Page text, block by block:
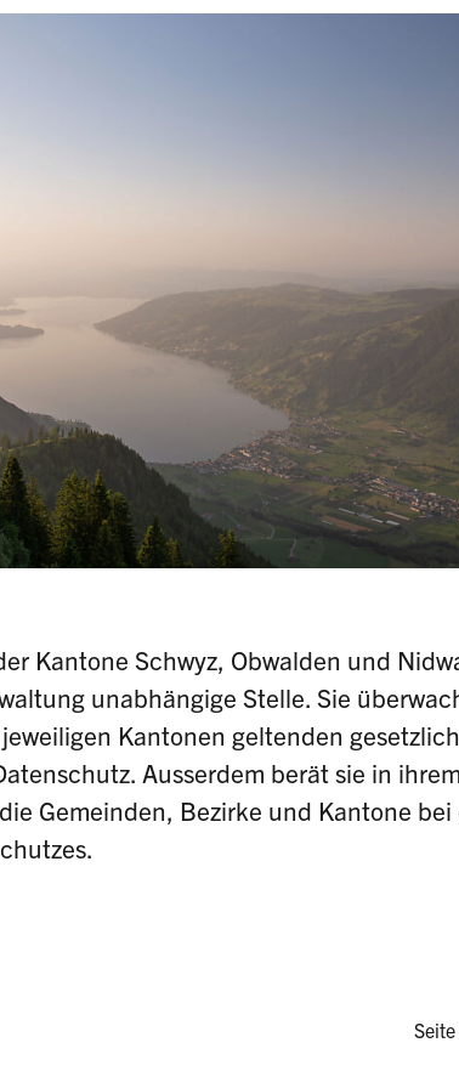
Kantone Schwyz, Obwalden und
unabhängige Stelle. Sie
Kantonen geltenden
Ausserdem berät sie in ihrem
Gemeinden, Bezirke und Kantone bei